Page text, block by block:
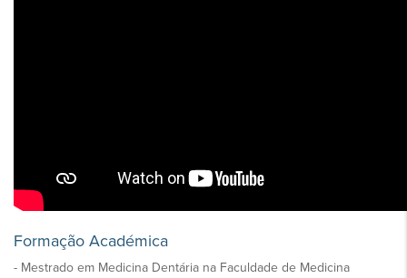
Formação Académica
- Mestrado em Medicina Dentária na Faculdade de Medicina